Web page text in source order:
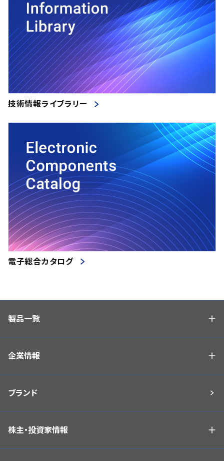
技術情報ライブラリー
電子総合カタログ
製品一覧
企業情報
ブランド
株主・投資家情報